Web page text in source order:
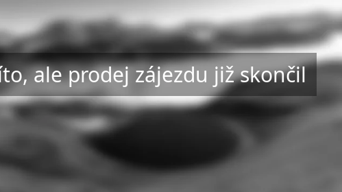
ale prodej zájezdu již skončil